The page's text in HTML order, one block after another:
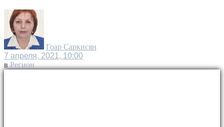
Гоар Саркисян
7 апреля, 2021, 10:00
в Регион